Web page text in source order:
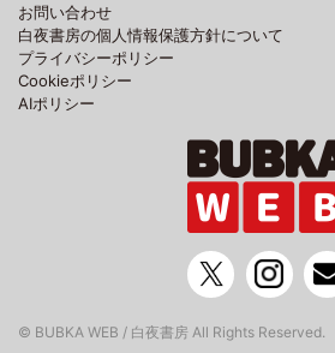
お問い合わせ
白夜書房の個人情報保護方針について
プライバシーポリシー
Cookieポリシー
AIポリシー
© BUBKA WEB / 白夜書房 All Rights Reserved.